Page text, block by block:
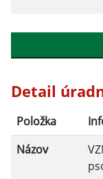
Popis:
Dátum
Detail
Položka
Názov